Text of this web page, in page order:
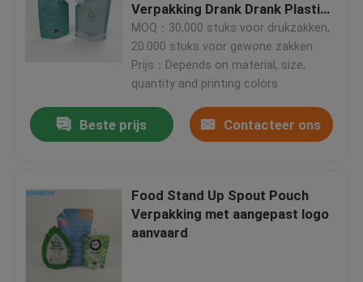
Nieuws
Vraag een offerte
Snackzak Verpakking
Spuitenzak Verpakking
Verpakking Drank Drank Plastic
Vloeibare zak
MOQ：30,000 stuks voor drukzakken,
20.000 stuks voor gewone zakken
Prijs：Depends on material, size,
quantity and printing colors
Beste prijs Contacteer ons
Food Stand Up Spout Pouch
Verpakking met aangepast logo
aanvaard